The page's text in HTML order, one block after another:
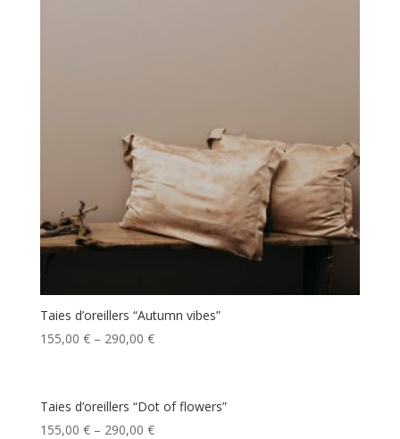
Taies d’oreillers “Autumn vibes”
155,00 €– 290,00 €
Taies d’oreillers “Dot of flowers”
155,00 €– 290,00 €